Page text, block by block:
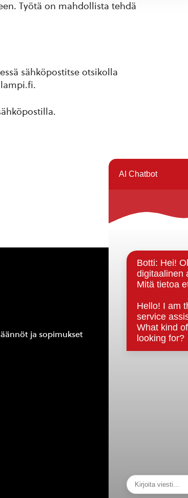
Työtä on mahdollista tehdä
sähköpostitse otsikolla
ja sopimukset
Päätöksenteko
Päätökset,
Hallinto
Kunnanhallitus
Kunnanvaltuusto